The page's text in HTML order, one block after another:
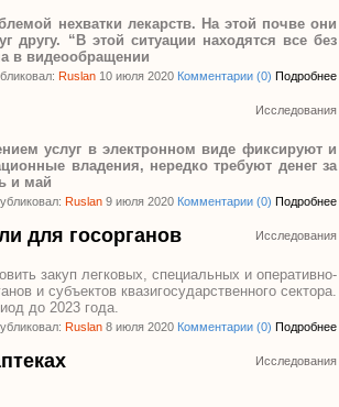
нехватки лекарств. На этой почве они
“В этой ситуации находятся все без
в видеообращении
Ruslan 10 июля 2020 Комментарии (0) Подробнее
Исследования
услуг в электронном виде фиксируют и
владения, нередко требуют денег за
и май
Ruslan 9 июля 2020 Комментарии (0) Подробнее
для госорганов Исследования
закуп легковых, специальных и оперативно-
и субъектов квазигосударственного сектора.
до 2023 года.
Ruslan 8 июля 2020 Комментарии (0) Подробнее
Исследования